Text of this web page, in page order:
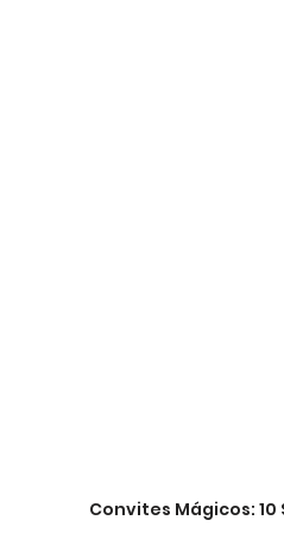
Convites Mágicos: